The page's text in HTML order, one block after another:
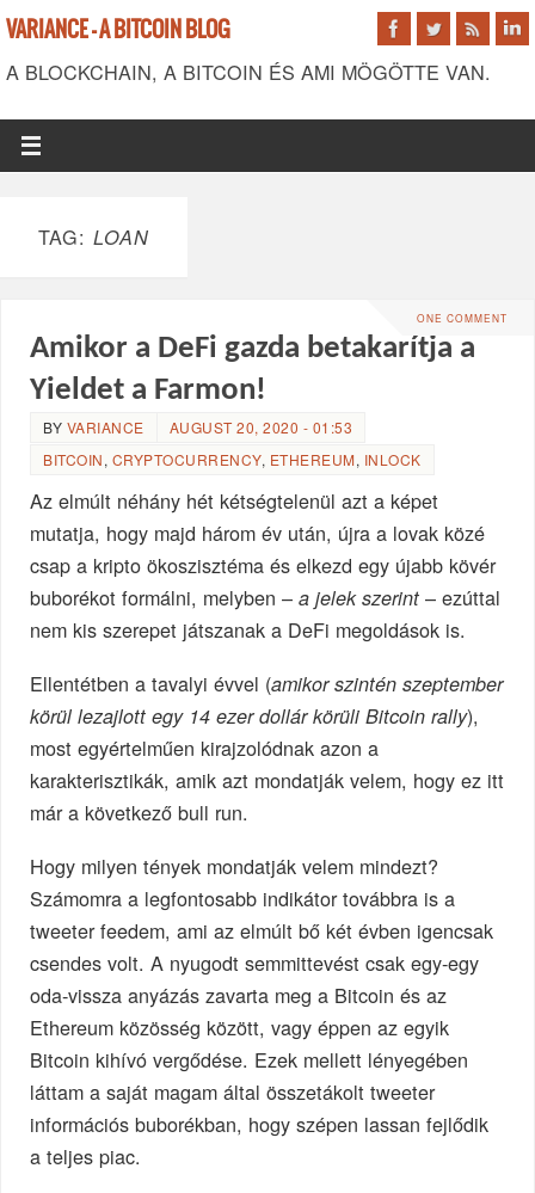
VARIANCE - A BITCOIN BLOG
A BLOCKCHAIN, A BITCOIN ÉS AMI MÖGÖTTE VAN.
TAG: LOAN
ONE COMMENT
Amikor a DeFi gazda betakarítja a
Yieldet a Farmon!
BY VARIANCE
AUGUST 20, 2020 - 01:53
BITCOIN, CRYPTOCURRENCY, ETHEREUM, INLOCK
Az elmúlt néhány hét kétségtelenül azt a képet
mutatja, hogy majd három év után, újra a lovak közé
csap a kripto ökoszisztéma és elkezd egy újabb kövér
buborékot formálni, melyben – a jelek szerint– ezúttal
nem kis szerepet játszanak a DeFi megoldások is.
Ellentétben a tavalyi évvel (amikor szintén szeptember
körül lezajlott egy 14 ezer dollár körüli Bitcoin rally),
most egyértelműen kirajzolódnak azon a
karakterisztikák, amik azt mondatják velem, hogy ez itt
már a következő bull run.
Hogy milyen tények mondatják velem mindezt?
Számomra a legfontosabb indikátor továbbra is a
tweeter feedem, ami az elmúlt bő két évben igencsak
csendes volt. A nyugodt semmittevést csak egy-egy
oda-vissza anyázás zavarta meg a Bitcoin és az
Ethereum közösség között, vagy éppen az egyik
Bitcoin kihívó vergődése. Ezek mellett lényegében
láttam a saját magam által összetákolt tweeter
információs buborékban, hogy szépen lassan fejlődik
a teljes piac.